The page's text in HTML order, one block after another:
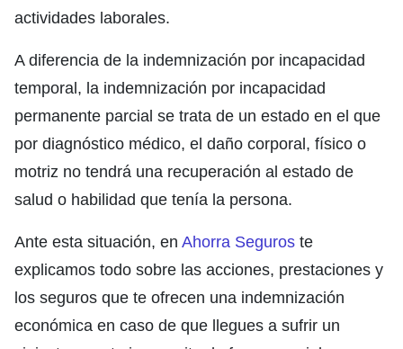
actividades laborales.
A diferencia de la indemnización por incapacidad
temporal, la indemnización por incapacidad
permanente parcial se trata de un estado en el que
por diagnóstico médico, el daño corporal, físico o
motriz no tendrá una recuperación al estado de
salud o habilidad que tenía la persona.
Ante esta situación, en Ahorra Seguros te
explicamos todo sobre las acciones, prestaciones y
los seguros que te ofrecen una indemnización
económica en caso de que llegues a sufrir un